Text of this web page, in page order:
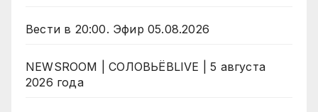
Вести в 20:00. Эфир 05.08.2026
NEWSROOM | СОЛОВЬЁВLIVE | 5 августа
2026 года